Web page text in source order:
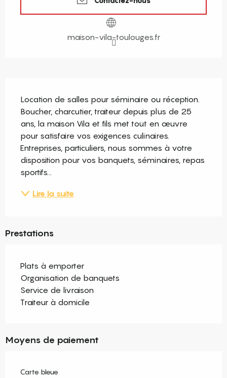
maison-vila-toulouges.fr
Location de salles pour séminaire ou réception.
Boucher, charcutier, traiteur depuis plus de 25
ans, la maison Vila et fils met tout en œuvre
pour satisfaire vos exigences culinaires.
Entreprises, particuliers, nous sommes à votre
disposition pour vos banquets, séminaires, repas
sportifs...
Lire la suite
Prestations
Plats à emporter
Organisation de banquets
Service de livraison
Traiteur à domicile
Moyens de paiement
Carte bleue